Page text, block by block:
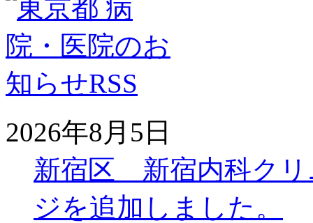
2026年8月5日
新宿区 新宿内科クリ
ジを追加しました。